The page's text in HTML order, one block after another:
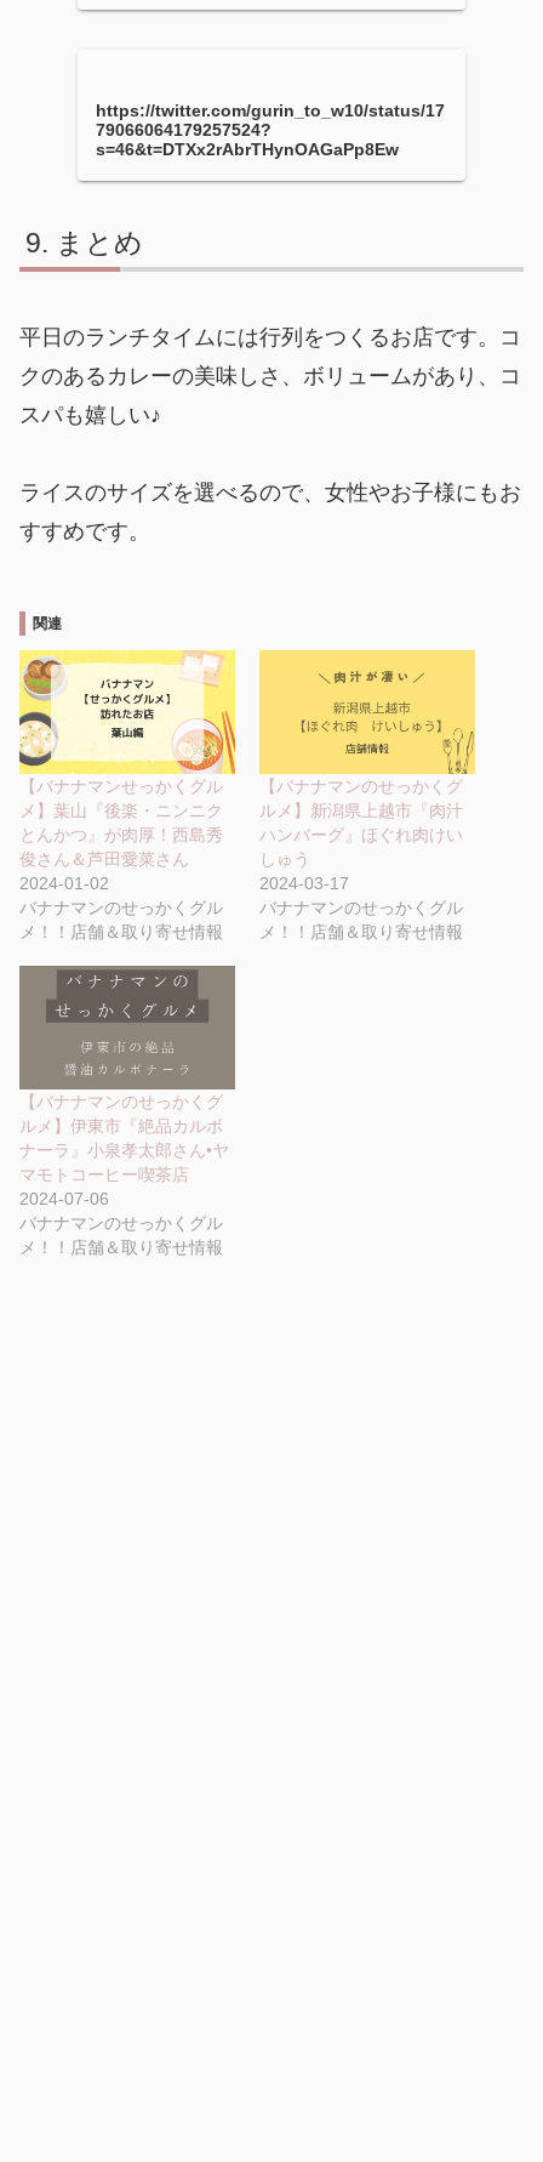
https://twitter.com/gurin_to_w10/status/17
79066064179257524?
s=46&t=DTXx2rAbrTHynOAGaPp8Ew
まとめ
平日のランチタイムには行列をつくるお店です。コ
クのあるカレーの美味しさ、ボリュームがあり、コ
スパも嬉しい♪
ライスのサイズを選べるので、女性やお子様にもお
すすめです。
関連
【バナナマンせっかくグル
メ】葉山『後楽・ニンニク
とんかつ』が肉厚！西島秀
俊さん＆芦田愛菜さん
2024-01-02
バナナマンのせっかくグル
メ！！店舗＆取り寄せ情報
【バナナマンのせっかくグ
ルメ】新潟県上越市『肉汁
ハンバーグ』ほぐれ肉けい
しゅう
2024-03-17
バナナマンのせっかくグル
メ！！店舗＆取り寄せ情報
【バナナマンのせっかくグ
ルメ】伊東市『絶品カルボ
ナーラ』小泉孝太郎さん•ヤ
マモトコーヒー喫茶店
2024-07-06
バナナマンのせっかくグル
メ！！店舗＆取り寄せ情報